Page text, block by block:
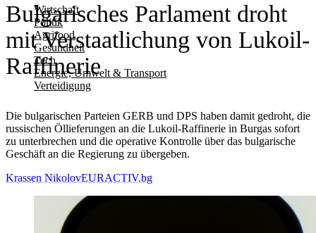
Wirtschaft
Politik
Agrifood
Gesundheit
Tech
Energie, Umwelt & Transport
Verteidigung
Bulgarisches Parlament droht
mit Verstaatlichung von Lukoil-
Raffinerie
Die bulgarischen Parteien GERB und DPS haben damit gedroht, die
russischen Öllieferungen an die Lukoil-Raffinerie in Burgas sofort
zu unterbrechen und die operative Kontrolle über das bulgarische
Geschäft an die Regierung zu übergeben.
Krassen NikolovEURACTIV.bg